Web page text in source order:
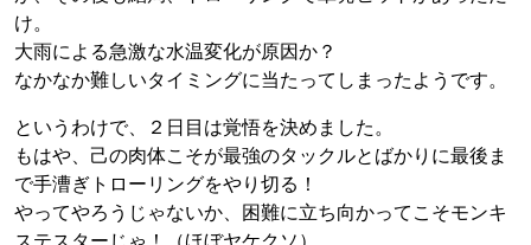
け。
大雨による急激な水温変化が原因か？
なかなか難しいタイミングに当たってしまったようです。
というわけで、２日目は覚悟を決めました。
もはや、己の肉体こそが最強のタックルとばかりに最後ま
で手漕ぎトローリングをやり切る！
やってやろうじゃないか、困難に立ち向かってこそモンキ
ステスターじゃ！（ほぼヤケクソ）